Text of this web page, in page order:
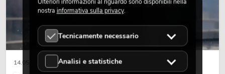
14.05.2026
nostra informativa sulla privacy.
Tecnicamente necessario
Analisi e statistiche